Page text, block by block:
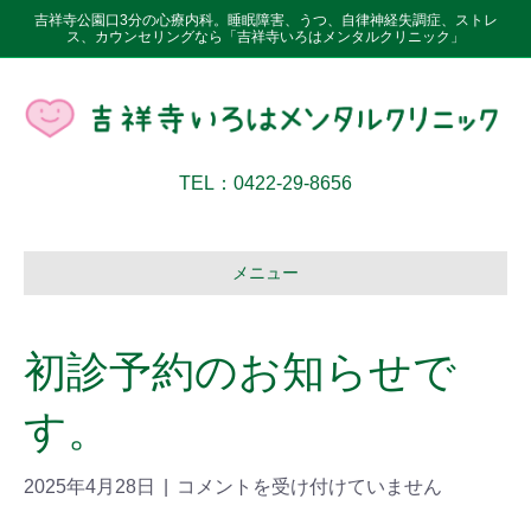
吉祥寺公園口3分の心療内科。睡眠障害、うつ、自律神経失調症、ストレ
ス、カウンセリングなら「吉祥寺いろはメンタルクリニック」
TEL：0422-29-8656
メニュー
初診予約のお知らせで
す。
2025年4月28日 コメントを受け付けていません